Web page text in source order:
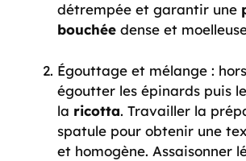
détrempée et garantir une
bouchée dense et
Égouttage et mélange :
égoutter les épinards puis
la ricotta. Travailler la
spatule pour obtenir une
et homogène. Assaisonner